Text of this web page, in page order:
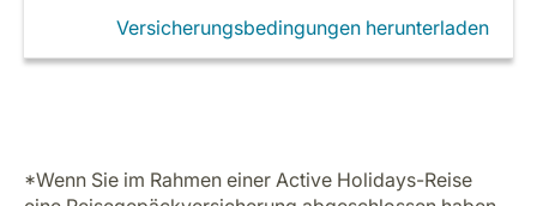
Versicherungsbedingungen herunterladen
*Wenn Sie im Rahmen einer Active Holidays-Reise